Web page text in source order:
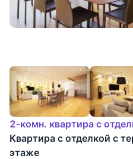
2-комн. квартира с
Квартира с отделкой с
этаже